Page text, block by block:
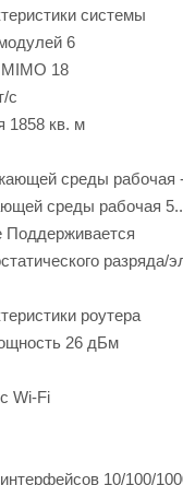
системы
6
18
с
1858 кв. м
среды рабочая
среды рабочая
Поддерживается
разряда/
роутера
26 дБм
Wi-Fi
10/100/